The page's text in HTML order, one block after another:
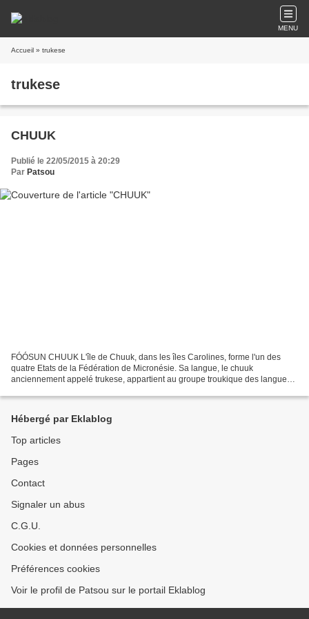
MENU
Accueil » trukese
trukese
CHUUK
Publié le 22/05/2015 à 20:29
Par Patsou
FÓÓSUN CHUUK L'île de Chuuk, dans les îles Carolines, forme l'un des
quatre Etats de la Fédération de Micronésie. Sa langue, le chuuk
anciennement appelé trukese, appartient au groupe troukique des langues
Hébergé par Eklablog
Top articles
Pages
Contact
Signaler un abus
C.G.U.
Cookies et données personnelles
Préférences cookies
Voir le profil de Patsou sur le portail Eklablog